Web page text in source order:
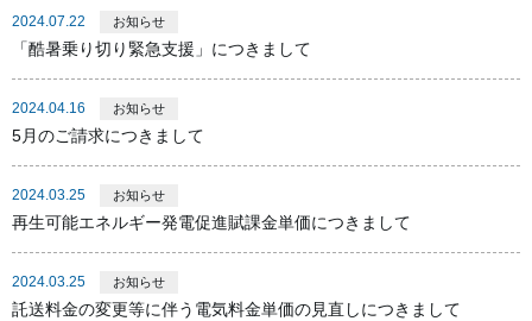
2024.07.22 お知らせ
「酷暑乗り切り緊急支援」につきまして
2024.04.16 お知らせ
5月のご請求につきまして
2024.03.25 お知らせ
再生可能エネルギー発電促進賦課金単価につきまして
2024.03.25 お知らせ
託送料⾦の変更等に伴う電気料金単価の見直しにつきまして